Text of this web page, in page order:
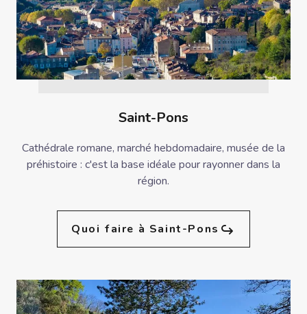
Saint-Pons
Cathédrale romane, marché hebdomadaire, musée de la
préhistoire : c'est la base idéale pour rayonner dans la
région.
Quoi faire à Saint-Pons